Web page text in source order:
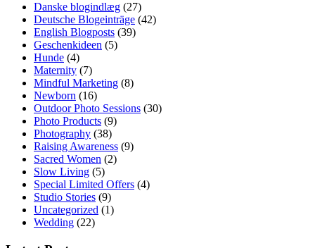
Danske blogindlæg (27)
Deutsche Blogeinträge (42)
English Blogposts (39)
Geschenkideen (5)
Hunde (4)
Maternity (7)
Mindful Marketing (8)
Newborn (16)
Outdoor Photo Sessions (30)
Photo Products (9)
Photography (38)
Raising Awareness (9)
Sacred Women (2)
Slow Living (5)
Special Limited Offers (4)
Studio Stories (9)
Uncategorized (1)
Wedding (22)